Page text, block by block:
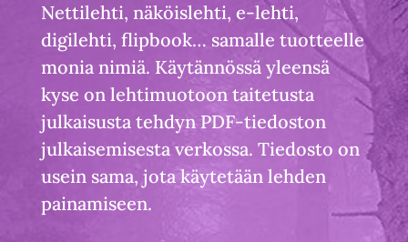
Nettilehti, näköislehti, e-lehti,
digilehti, flipbook… samalle tuotteelle
monia nimiä. Käytännössä yleensä
kyse on lehtimuotoon taitetusta
julkaisusta tehdyn PDF-tiedoston
julkaisemisesta verkossa. Tiedosto on
usein sama, jota käytetään lehden
painamiseen.